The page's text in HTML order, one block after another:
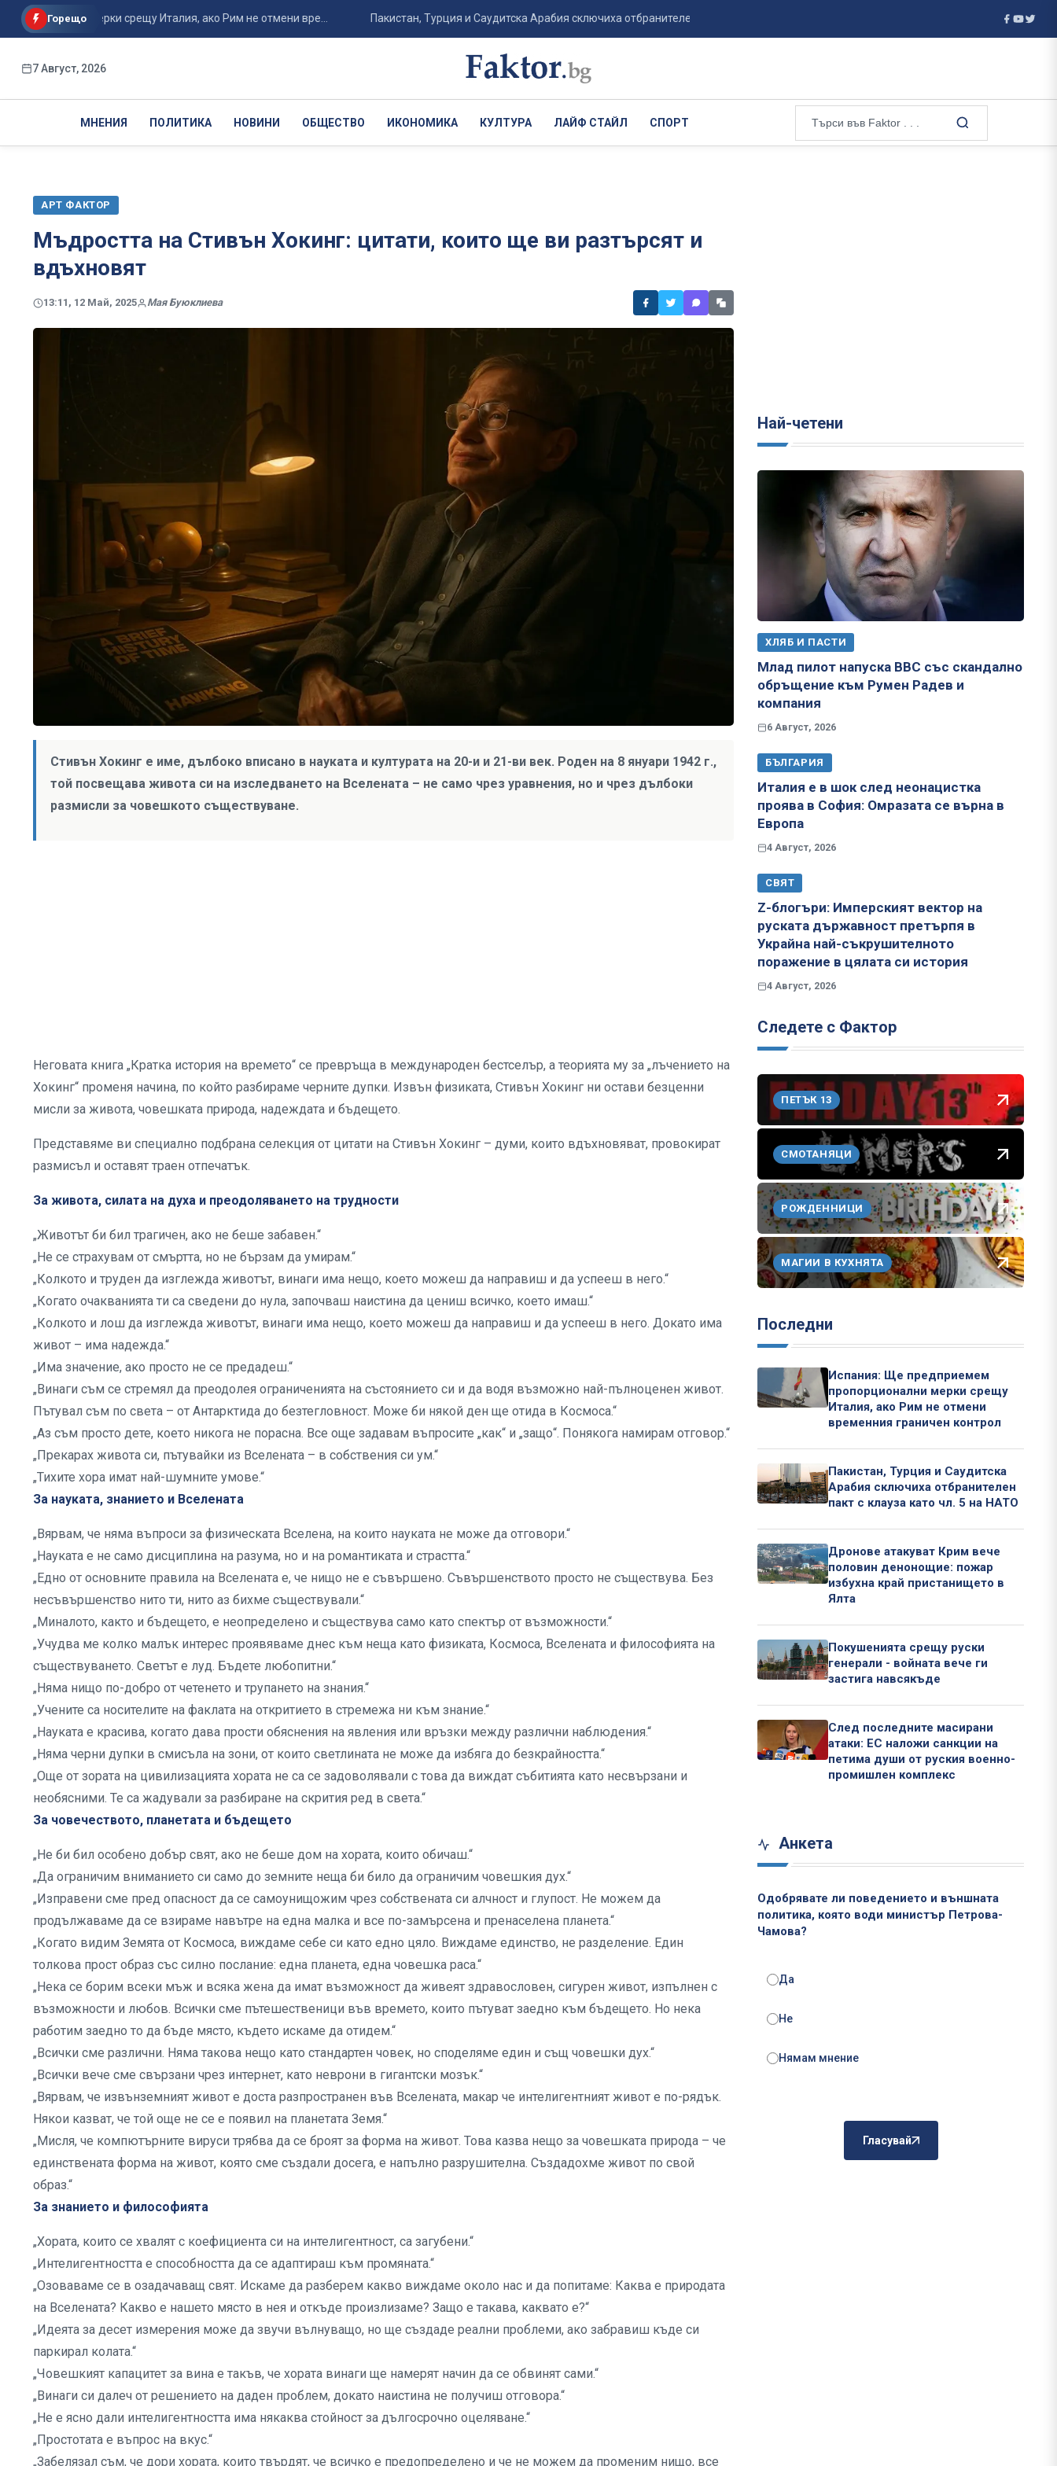
Горещо
мерки срещу Италия, ако Рим не отмени вре... Пакистан, Турция и Саудитска Арабия сключиха отбранителен пакт с клауза като чл.... Дронове атакуват Крим вече половин
7 Август, 2026
МНЕНИЯ ПОЛИТИКА НОВИНИ ОБЩЕСТВО ИКОНОМИКА КУЛТУРА ЛАЙФ СТАЙЛ СПОРТ
АРТ ФАКТОР
Мъдростта на Стивън Хокинг: цитати, които ще ви разтърсят и
вдъхновят
13:11, 12 Май, 2025 Мая Буюклиева
Стивън Хокинг е име, дълбоко вписано в науката и културата на 20-и и 21-ви век. Роден на 8 януари 1942 г.,
той посвещава живота си на изследването на Вселената – не само чрез уравнения, но и чрез дълбоки
размисли за човешкото съществуване.
Неговата книга „Кратка история на времето“ се превръща в международен бестселър, а теорията му за „лъчението на
Хокинг“ променя начина, по който разбираме черните дупки. Извън физиката, Стивън Хокинг ни остави безценни
мисли за живота, човешката природа, надеждата и бъдещето.
Представяме ви специално подбрана селекция от цитати на Стивън Хокинг – думи, които вдъхновяват, провокират
размисъл и оставят траен отпечатък.
За живота, силата на духа и преодоляването на трудности
„Животът би бил трагичен, ако не беше забавен.“
„Не се страхувам от смъртта, но не бързам да умирам.“
„Колкото и труден да изглежда животът, винаги има нещо, което можеш да направиш и да успееш в него.“
„Когато очакванията ти са сведени до нула, започваш наистина да цениш всичко, което имаш.“
„Колкото и лош да изглежда животът, винаги има нещо, което можеш да направиш и да успееш в него. Докато има
живот – има надежда.“
„Има значение, ако просто не се предадеш.“
„Винаги съм се стремял да преодолея ограниченията на състоянието си и да водя възможно най-пълноценен живот.
Пътувал съм по света – от Антарктида до безтегловност. Може би някой ден ще отида в Космоса.“
„Аз съм просто дете, което никога не порасна. Все още задавам въпросите „как“ и „защо“. Понякога намирам отговор.“
„Прекарах живота си, пътувайки из Вселената – в собствения си ум.“
„Тихите хора имат най-шумните умове.“
За науката, знанието и Вселената
„Вярвам, че няма въпроси за физическата Вселена, на които науката не може да отговори.“
„Науката е не само дисциплина на разума, но и на романтиката и страстта.“
„Едно от основните правила на Вселената е, че нищо не е съвършено. Съвършенството просто не съществува. Без
несъвършенство нито ти, нито аз бихме съществували.“
„Миналото, както и бъдещето, е неопределено и съществува само като спектър от възможности.“
„Учудва ме колко малък интерес проявяваме днес към неща като физиката, Космоса, Вселената и философията на
съществуването. Светът е луд. Бъдете любопитни.“
„Няма нищо по-добро от четенето и трупането на знания.“
„Учените са носителите на факлата на откритието в стремежа ни към знание.“
„Науката е красива, когато дава прости обяснения на явления или връзки между различни наблюдения.“
„Няма черни дупки в смисъла на зони, от които светлината не може да избяга до безкрайността.“
„Още от зората на цивилизацията хората не са се задоволявали с това да виждат събитията като несвързани и
необясними. Те са жадували за разбиране на скрития ред в света.“
За човечеството, планетата и бъдещето
„Не би бил особено добър свят, ако не беше дом на хората, които обичаш.“
„Да ограничим вниманието си само до земните неща би било да ограничим човешкия дух.“
„Изправени сме пред опасност да се самоунищожим чрез собствената си алчност и глупост. Не можем да
продължаваме да се взираме навътре на една малка и все по-замърсена и пренаселена планета.“
„Когато видим Земята от Космоса, виждаме себе си като едно цяло. Виждаме единство, не разделение. Един
толкова прост образ със силно послание: една планета, една човешка раса.“
„Нека се борим всеки мъж и всяка жена да имат възможност да живеят здравословен, сигурен живот, изпълнен с
възможности и любов. Всички сме пътешественици във времето, които пътуват заедно към бъдещето. Но нека
работим заедно то да бъде място, където искаме да отидем.“
„Всички сме различни. Няма такова нещо като стандартен човек, но споделяме един и същ човешки дух.“
„Всички вече сме свързани чрез интернет, като неврони в гигантски мозък.“
„Вярвам, че извънземният живот е доста разпространен във Вселената, макар че интелигентният живот е по-рядък.
Някои казват, че той още не се е появил на планетата Земя.“
„Мисля, че компютърните вируси трябва да се броят за форма на живот. Това казва нещо за човешката природа – че
единствената форма на живот, която сме създали досега, е напълно разрушителна. Създадохме живот по свой
образ.“
За знанието и философията
„Хората, които се хвалят с коефициента си на интелигентност, са загубени.“
„Интелигентността е способността да се адаптираш към промяната.“
„Озоваваме се в озадачаващ свят. Искаме да разберем какво виждаме около нас и да попитаме: Каква е природата
на Вселената? Какво е нашето място в нея и откъде произлизаме? Защо е такава, каквато е?“
„Идеята за десет измерения може да звучи вълнуващо, но ще създаде реални проблеми, ако забравиш къде си
паркирал колата.“
„Човешкият капацитет за вина е такъв, че хората винаги ще намерят начин да се обвинят сами.“
„Винаги си далеч от решението на даден проблем, докато наистина не получиш отговора.“
„Не е ясно дали интелигентността има някаква стойност за дългосрочно оцеляване.“
„Простотата е въпрос на вкус.“
„Забелязал съм, че дори хората, които твърдят, че всичко е предопределено и че не можем да променим нищо, все
Най-четени
ХЛЯБ И ПАСТИ
Млад пилот напуска ВВС със скандално
обръщение към Румен Радев и
компания
6 Август, 2026
БЪЛГАРИЯ
Италия е в шок след неонацистка
проява в София: Омразата се върна в
Европа
4 Август, 2026
СВЯТ
Z-блогъри: Имперският вектор на
руската държавност претърпя в
Украйна най-съкрушителното
поражение в цялата си история
4 Август, 2026
Следете с Фактор
ПЕТЪК 13
СМОТАНЯЦИ
РОЖДЕННИЦИ
МАГИИ В КУХНЯТА
Последни
Испания: Ще предприемем
пропорционални мерки срещу
Италия, ако Рим не отмени
временния граничен контрол
Пакистан, Турция и Саудитска
Арабия сключиха отбранителен
пакт с клауза като чл. 5 на НАТО
Дронове атакуват Крим вече
половин денонощие: пожар
избухна край пристанището в
Ялта
Покушенията срещу руски
генерали - войната вече ги
застига навсякъде
След последните масирани
атаки: ЕС наложи санкции на
петима души от руския военно-
промишлен комплекс
Анкета
Одобрявате ли поведението и външната
политика, която води министър Петрова-
Чамова?
Да
Не
Нямам мнение
Гласувай